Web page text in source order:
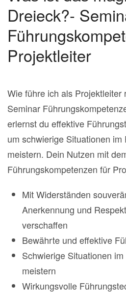
Dreieck?-
Projektleiter
Wie führe ich als Projektleiter
Seminar
erlernst du effektive
um schwierige Situationen im
meistern. Dein Nutzen mit
Führungskompetenzen für
Mit Widerständen
Anerkennung und
verschaffen
Bewährte und effektive
Schwierige Situationen
meistern
Wirkungsvolle